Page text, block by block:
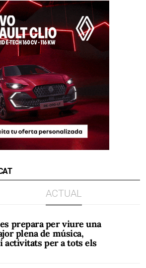
ACTUAL
prepara per viure una
plena de música,
activitats per a tots els